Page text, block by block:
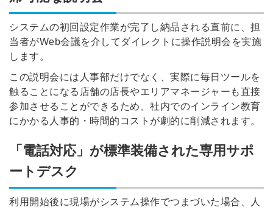
システムの初回設定作業が完了し納品される直前に、担
当者がWeb会議を介してダイレクトに操作説明会を実施
します。
この説明会には人事部だけでなく、実際に毎日ツールを
触ることになる店舗の店長やエリアマネージャーも直接
参加させることができるため、社内でのインライン教育
にかかる人事的・時間的コストが劇的に削減されます。
「電話対応」が標準装備された専用サポ
ートデスク
利用開始後に現場がシステム操作でつまづいた場合、人